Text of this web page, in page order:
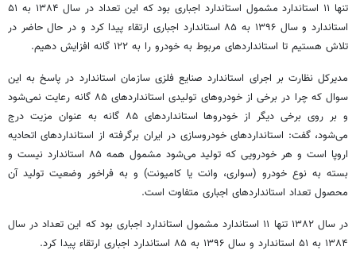
تنها ۱۱ استاندارد مشمول استاندارد اجباری بود که این تعداد در سال ۱۳۸۴ به ۵۱
استاندارد و سال ۱۳۹۶ به ۸۵ استاندارد اجباری ارتقاء پیدا کرد و در حال حاضر در
تلاش هستیم تا استانداردهای مربوط به خودرو را به ۱۲۲ گانه افزایش دهیم.
مدیرکل نظارت بر اجرای استاندارد صنایع فلزی سازمان استاندارد در پاسخ به این
سوال که چرا در برخی از خودروهای تولیدی استانداردهای ۸۵ گانه رعایت نمی‌شود
و بر روی برخی دیگر از خودروها استانداردهای ۸۵ گانه به عنوان مزیت درج
می‌شود، گفت: استانداردهای خودروسازی در ایران برگرفته از استانداردهای اتحادیه
اروپا است و هر خودرویی که تولید می‌شود مشمول همه ۸۵ استاندارد نیست و
بسته به نوع خودرو (سواری، وانت یا کامیونت) و به فراخور وضعیت تولید آن
محصول تعداد استانداردهای اجباری متفاوت است.
در سال ۱۳۸۲ تنها ۱۱ استاندارد مشمول استاندارد اجباری بود که این تعداد در سال
۱۳۸۴ به ۵۱ استاندارد و سال ۱۳۹۶ به ۸۵ استاندارد اجباری ارتقاء پیدا کرد.